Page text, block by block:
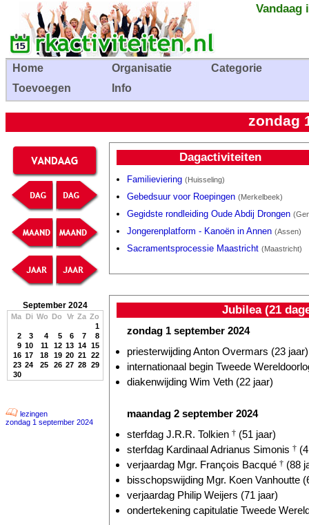
Vandaag
Home Organisatie
Categorie
Toevoegen
Info
zondag
September 2024
Ma Di Wo Do Vr Za Zo
1
2
3 4 5 6 7
8
9 10 11 12 13 14 15
16 17 18 19 20 21 22
23 24 25 26 27 28 29
30
lezingen
zondag 1 september 2024
Dagactiviteiten
Familieviering (Huisseling)
Gebedsuur voor Roepingen (Merkelbeek)
Gegidste rondleiding Oude Abdij Drongen
Jongerenplatform - Kanoën in Annen (Assen)
Sacramentsprocessie Maastricht (Maastricht)
Jubilea (21
zondag 1 september 2024
priesterwijding Anton Overmars (23 jaar)
internationaal begin Tweede
diakenwijding Wim Veth (22 jaar)
maandag 2 september 2024
sterfdag J.R.R. Tolkien † (51 jaar)
sterfdag Kardinaal Adrianus Simonis †
verjaardag Mgr. François Bacqué † (88
bisschopswijding Mgr. Koen Vanhoutte
verjaardag Philip Weijers (71 jaar)
ondertekening capitulatie Tweede